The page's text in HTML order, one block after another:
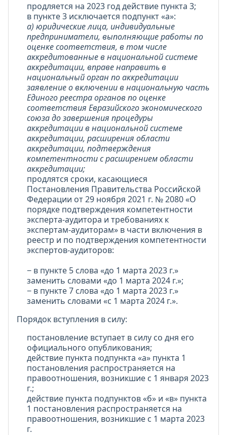
продляется на 2023 год действие пункта 3;
в пункте 3 исключается подпункт «а»:
а) юридические лица, индивидуальные
предприниматели, выполняющие работы по
оценке соответствия, в том числе
аккредитованные в национальной системе
аккредитации, вправе направить в
национальный орган по аккредитации
заявление о включении в национальную часть
Единого реестра органов по оценке
соответствия Евразийского экономического
союза до завершения процедуры
аккредитации в национальной системе
аккредитации, расширения области
аккредитации, подтверждения
компетентности с расширением области
аккредитации;
продлятся сроки, касающиеся
Постановления Правительства Российской
Федерации от 29 ноября 2021 г. № 2080 «О
порядке подтверждения компетентности
эксперта-аудитора и требованиях к
экспертам-аудиторам» в части включения в
реестр и по подтверждения компетентности
экспертов-аудиторов:
− в пункте 5 слова «до 1 марта 2023 г.»
заменить словами «до 1 марта 2024 г.»;
− в пункте 7 слова «до 1 марта 2023 г.»
заменить словами «с 1 марта 2024 г.».
Порядок вступления в силу:
постановление вступает в силу со дня его
официального опубликования;
действие пункта подпункта «а» пункта 1
постановления распространяется на
правоотношения, возникшие с 1 января 2023
г.;
действие пункта подпунктов «б» и «в» пункта
1 постановления распространяется на
правоотношения, возникшие с 1 марта 2023
г.